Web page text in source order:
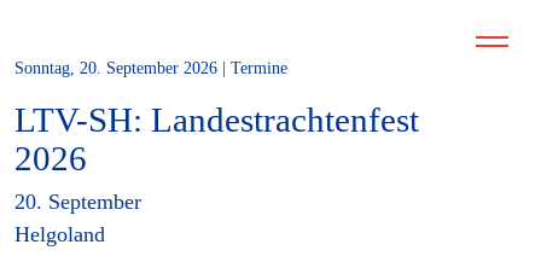
Sonntag, 20. September 2026 | Termine
LTV-SH: Landestrachtenfest
2026
20. September
Helgoland